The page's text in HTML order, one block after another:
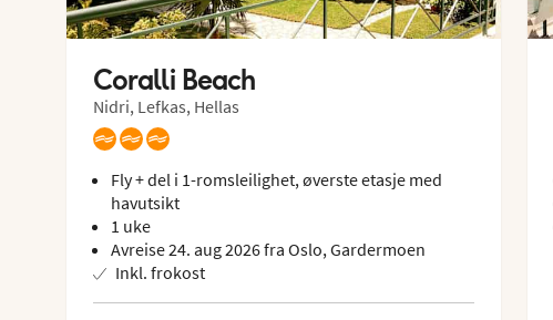
Coralli Beach
Nidri, Lefkas, Hellas
Fly + del i 1-romsleilighet, øverste etasje med
havutsikt
1 uke
Avreise 24. aug 2026 fra Oslo, Gardermoen
Inkl. frokost